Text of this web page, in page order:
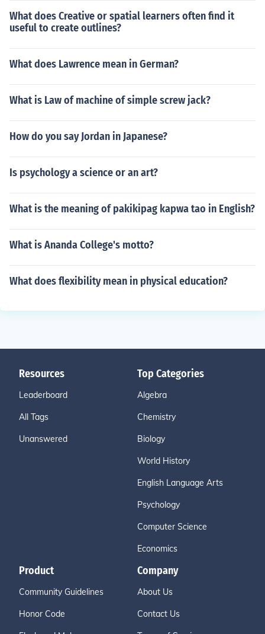
What does Creative or spatial learners often find it
useful to create outlines?
What does Lawrence mean in German?
What is Law of machine of simple screw jack?
How do you say Jordan in Japanese?
Is psychology a science or an art?
What is the meaning of pakikipag kapwa tao in English?
What is Ananda College's motto?
What does flexibility mean in physical education?
Resources
Leaderboard
All Tags
Unanswered
Top Categories
Algebra
Chemistry
Biology
World History
English Language Arts
Psychology
Computer Science
Economics
Product
Community Guidelines
Honor Code
Company
About Us
Contact Us